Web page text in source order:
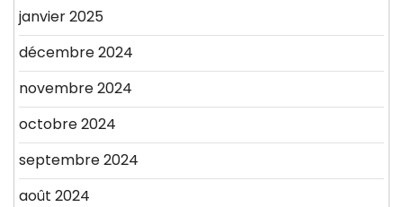
janvier 2025
décembre 2024
novembre 2024
octobre 2024
septembre 2024
août 2024